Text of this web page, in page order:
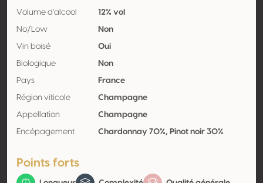
Volume d'alcool 12% vol
No/Low Non
Vin boisé Oui
Biologique Non
Pays France
Région viticole Champagne
Appellation Champagne
Encépagement Chardonnay 70%, Pinot noir 30%
Points forts